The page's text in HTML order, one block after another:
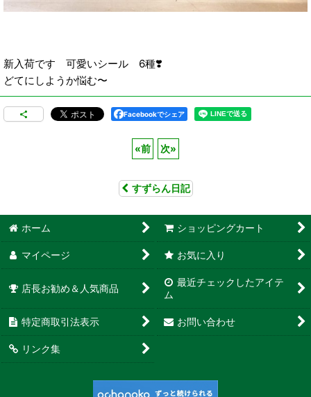
新入荷です 可愛いシール 6種❣️
どてにしようか悩む〜
Facebookでシェア
«前 次»
すずらん日記
ホーム ショッピングカート
マイページ お気に入り
店長お勧め＆人気商品
最近チェックしたアイテ
ム
特定商取引法表示 お問い合わせ
リンク集